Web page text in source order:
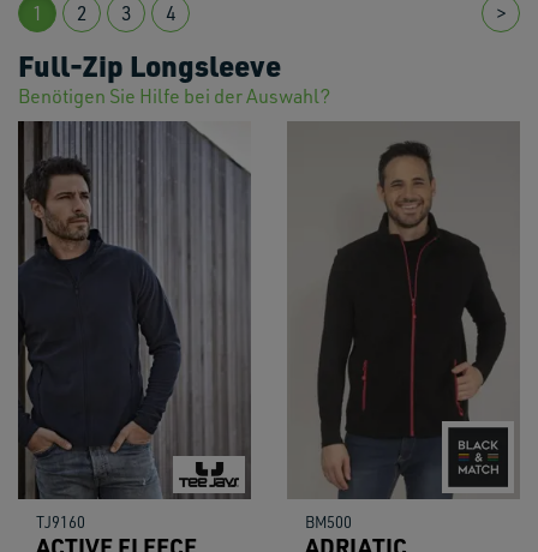
1 2 3 4 >
Full-Zip Longsleeve
Benötigen Sie Hilfe bei der Auswahl?
TJ9160 BM500